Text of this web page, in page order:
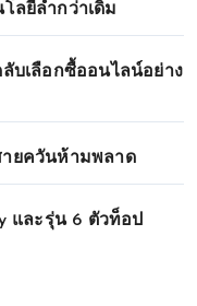
ลยีล้ำกว่าเดิม
บเลือกซื้ออนไลน์อย่าง
ายควันห้ามพลาด
และรุ่น 6 ตัวท็อป